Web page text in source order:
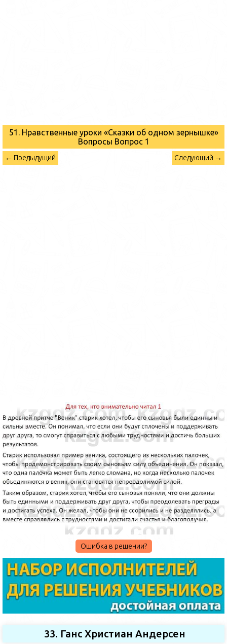
51. Нравственные уроки «Сказки об одном зернышке»
Вопросы Вопрос 1
← Предыдущий Следующий →
Ошибка в решении?
33. Ганс Христиан Андерсен